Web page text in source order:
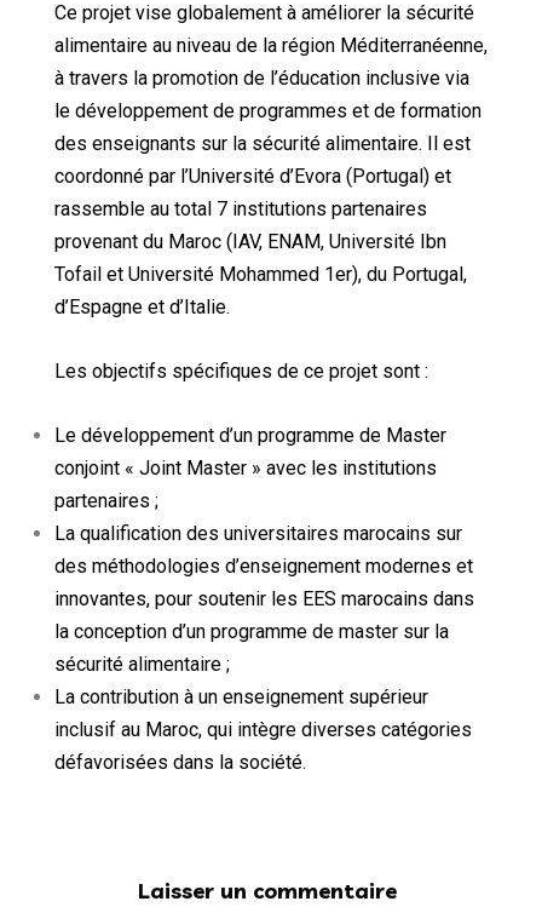
Ce projet vise globalement à améliorer la sécurité
alimentaire au niveau de la région Méditerranéenne,
à travers la promotion de l’éducation inclusive via
le développement de programmes et de formation
des enseignants sur la sécurité alimentaire. Il est
coordonné par l’Université d’Evora (Portugal) et
rassemble au total 7 institutions partenaires
provenant du Maroc (IAV, ENAM, Université Ibn
Tofail et Université Mohammed 1er), du Portugal,
d’Espagne et d’Italie.
Les objectifs spécifiques de ce projet sont :
Le développement d’un programme de Master
conjoint « Joint Master » avec les institutions
partenaires ;
La qualification des universitaires marocains sur
des méthodologies d’enseignement modernes et
innovantes, pour soutenir les EES marocains dans
la conception d’un programme de master sur la
sécurité alimentaire ;
La contribution à un enseignement supérieur
inclusif au Maroc, qui intègre diverses catégories
défavorisées dans la société.
Laisser un commentaire